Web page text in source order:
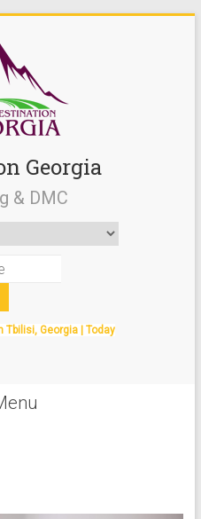
Georgia
& DMC
Tbilisi, Georgia | Today